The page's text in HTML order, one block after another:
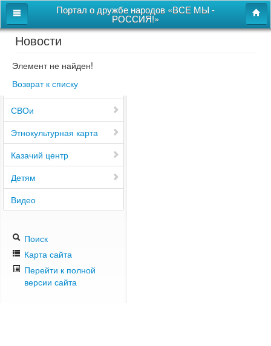
Портал о дружбе народов «ВСЕ МЫ -
РОССИЯ!»
Главная
Дом дружбы народов
Новости
СВОи
Этнокультурная карта
Казачий центр
Детям
Видео
Поиск
Карта сайта
Перейти к полной
версии сайта
Новости
Элемент не найден!
Возврат к списку